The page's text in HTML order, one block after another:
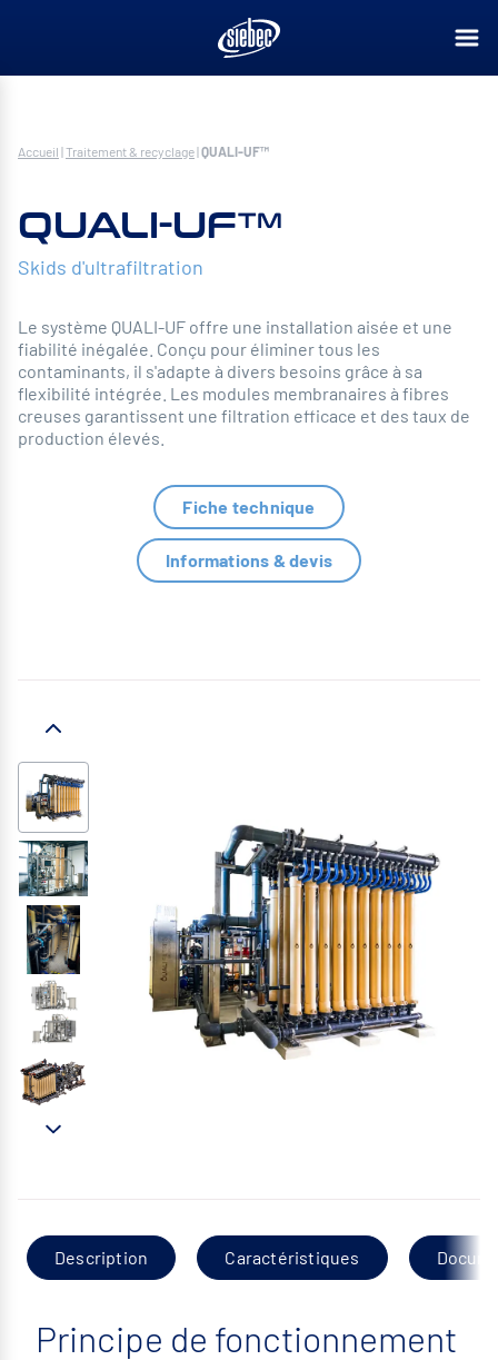
Accueil |Traitement & recyclage|QUALI-UF™
QUALI-UF™
Skids d'ultrafiltration
Le système QUALI-UF offre une installation aisée et une
fiabilité inégalée. Conçu pour éliminer tous les
contaminants, il s'adapte à divers besoins grâce à sa
flexibilité intégrée. Les modules membranaires à fibres
creuses garantissent une filtration efficace et des taux de
production élevés.
Fiche technique
Informations & devis
Description Caractéristiques
Principe de fonctionnement